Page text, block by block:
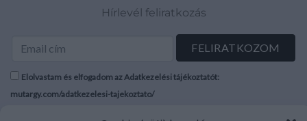
Hírlevél feliratkozás
Elolvastam és elfogadom az Adatkezelési tájékoztatót:
mutargy.com/adatkezelesi-tajekoztato/